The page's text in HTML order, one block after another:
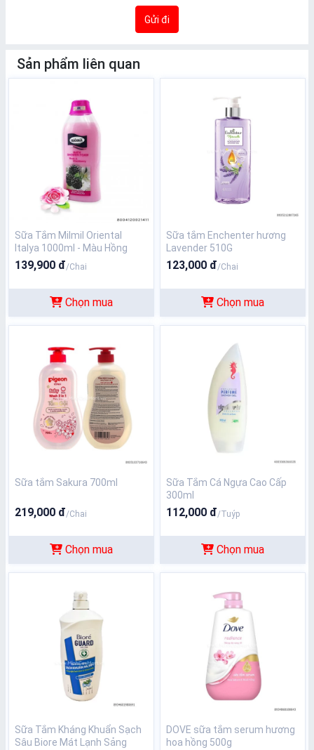
Gửi đi
Sản phẩm liên quan
Sữa Tắm Milmil Oriental
Italya 1000ml - Màu Hồng
139,900 đ/Chai
Chọn mua
Sữa tắm Enchenter hương
Lavender 510G
123,000 đ/Chai
Chọn mua
Sữa tắm Sakura 700ml
219,000 đ/Chai
Chọn mua
Sữa Tắm Cá Ngựa Cao Cấp
300ml
112,000 đ/Tuýp
Chọn mua
Sữa Tắm Kháng Khuẩn Sạch
Sâu Biore Mát Lạnh Sảng
DOVE sữa tắm serum hương
hoa hồng 500g